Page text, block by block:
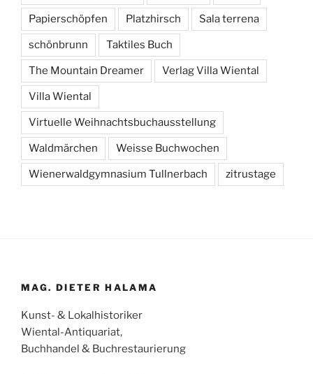
Papierschöpfen Platzhirsch Sala terrena
schönbrunn Taktiles Buch
The Mountain Dreamer Verlag Villa Wiental
Villa Wiental
Virtuelle Weihnachtsbuchausstellung
Waldmärchen Weisse Buchwochen
Wienerwaldgymnasium Tullnerbach zitrustage
MAG. DIETER HALAMA
Kunst- & Lokalhistoriker
Wiental-Antiquariat,
Buchhandel & Buchrestaurierung